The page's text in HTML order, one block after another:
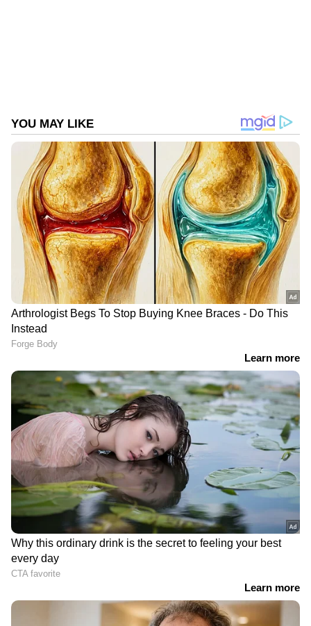
ഇതോടെ ഇന്ത്യ സ്വന്തമാക്കിയത്. ചന്ദ്രന്റെ
ദക്ഷിണധ്രുവത്തില്‍ മാന്‍സിനസ് സി,
സിംപിലിയസ് എന്‍ ഗര്‍ത്തങ്ങളുടെ ഇടയിലാണ്
ചന്ദ്രയാന്‍ മൂന്ന് ഇറങ്ങിയത്. നാല് കിലോമീറ്റര്‍
വീതിയും 2.4 കിലോമീറ്റര്‍ നീളവുമുള്ള
പ്രദേശമാണ് ലാന്‍ഡിങ്ങിനായി
തെരഞ്ഞെടുത്തിരുന്നത്. ചന്ദ്രയാന്‍ രണ്ട്
ഓര്‍ബിറ്ററില്‍ നിന്നുള്ള ചിത്രങ്ങള്‍ വച്ചാണ്
ചന്ദ്രയാന്‍ മൂന്നിന്റെ ലാന്‍ഡിങ്ങ് സ്ഥാനം
തെരഞ്ഞെടുത്തത്.
ചന്ദ്രയാൻ 3: റോവർ ഇറങ്ങി, ഇന്ത്യയുടെ
അശോകസ്തംഭ മുദ്ര ചന്ദ്രനിൽ പതിഞ്ഞു
DOWNLOAD APP
ഇന്ത്യയിലെയും ലോകമെമ്പാടുമുള്ള എല്ലാ
അറിയാൻ എപ്പോഴും ഏഷ്യാനെറ്റ്
ന്യൂസ് വാർത്തകൾ.Malayalam News
തത്സമയ അപ്‌ഡേറ്റുകളും ആഴത്തിലുള്ള
വിശകലനവും സമഗ്രമായ റിപ്പോർട്ടിംഗും —
എല്ലാം ഒരൊറ്റ സ്ഥലത്ത്. ഏത് സമയത്തും,
എവിടെയും വിശ്വസനീയമായ വാർത്തകൾ
ലഭിക്കാൻ
Asianet News Malayalam